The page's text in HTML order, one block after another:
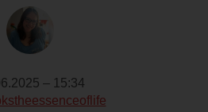
– 15:34